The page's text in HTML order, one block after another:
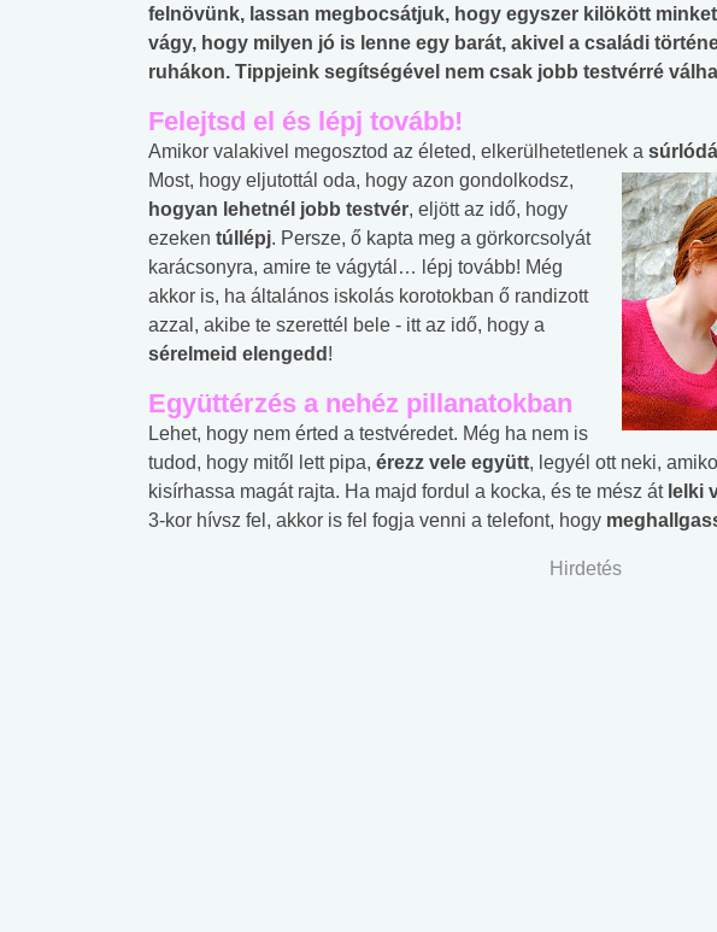
felnövünk, lassan megbocsátjuk, hogy egyszer kilökött
vágy, hogy milyen jó is lenne egy barát, akivel a családi
ruhákon. Tippjeink segítségével nem csak jobb testvérré
Felejtsd el és lépj tovább!
Amikor valakivel megosztod az életed, elkerülhetetlenek a
Most, hogy eljutottál oda, hogy azon gondolkodsz,
hogyan lehetnél jobb testvér, eljött az idő, hogy
ezeken túllépj. Persze, ő kapta meg a görkorcsolyát
karácsonyra, amire te vágytál… lépj tovább! Még
akkor is, ha általános iskolás korotokban ő randizott
azzal, akibe te szerettél bele - itt az idő, hogy a
sérelmeid elengedd !
Együttérzés a nehéz pillanatokban
Lehet, hogy nem érted a testvéredet. Még ha nem is
tudod, hogy mitől lett pipa, érezz vele együtt, legyél ott neki,
kisírhassa magát rajta. Ha majd fordul a kocka, és te mész át lelki
3-kor hívsz fel, akkor is fel fogja venni a telefont, hogy
Hirdetés